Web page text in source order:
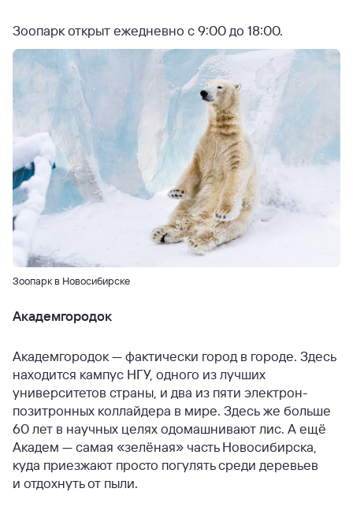
Зоопарк открыт ежедневно с 9:00 до 18:00.
Зоопарк в Новосибирске
Академгородок
Академгородок — фактически город в городе. Здесь
находится кампус НГУ, одного из лучших
университетов страны, и два из пяти электрон-
позитронных коллайдера в мире. Здесь же больше
60 лет в научных целях одомашнивают лис. А ещё
Академ — самая «зелёная» часть Новосибирска,
куда приезжают просто погулять среди деревьев
и отдохнуть от пыли.